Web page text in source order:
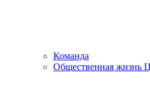
Команда
Общественная жизнь